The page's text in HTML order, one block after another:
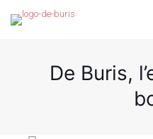
De Buris,